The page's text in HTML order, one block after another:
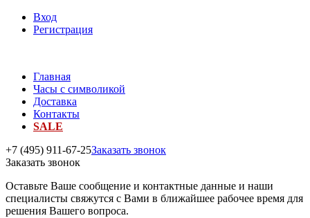
Вход
Регистрация
Главная
Часы с символикой
Доставка
Контакты
SALE
+7 (495) 911-67-25Заказать звонок
Заказать звонок
Оставьте Ваше сообщение и контактные данные и наши
специалисты свяжутся с Вами в ближайшее рабочее время для
решения Вашего вопроса.